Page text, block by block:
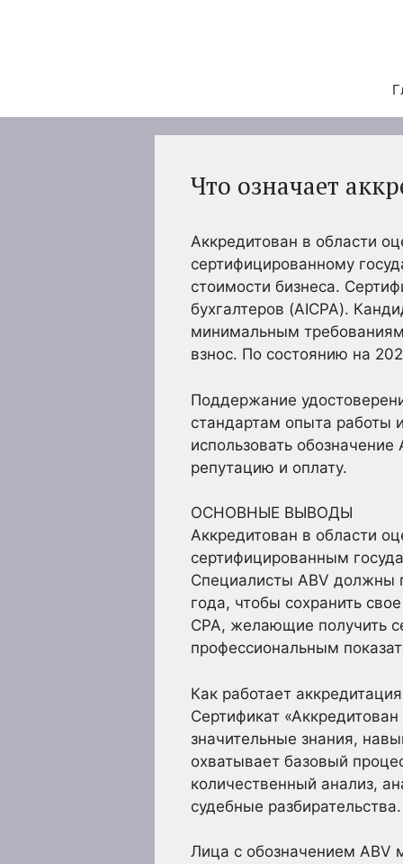
Что означает
Аккредитован в области
сертифицированному
стоимости бизнеса.
бухгалтеров (AICPA).
минимальным
взнос. По состоянию на
Поддержание
стандартам опыта работы
использовать
репутацию и оплату.
ОСНОВНЫЕ ВЫВОДЫ
Аккредитован в области
сертифицированным
Специалисты ABV должны
года, чтобы сохранить
CPA, желающие получить
профессиональным
Как работает
Сертификат
значительные знания,
охватывает базовый
количественный анализ,
судебные разбирательства.
Лица с обозначением ABV